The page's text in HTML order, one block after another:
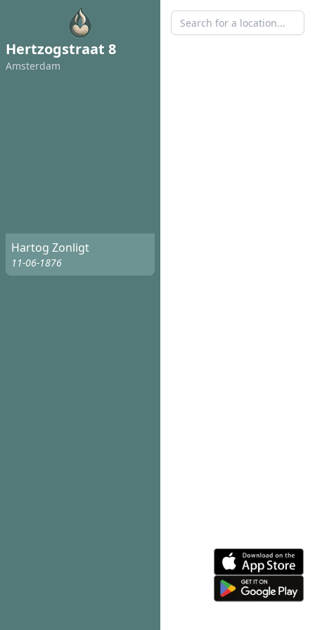
Hertzogstraat 8
Amsterdam
Hartog Zonligt
11-06-1876